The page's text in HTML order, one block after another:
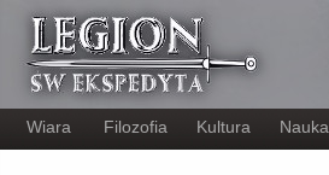
Wiara Filozofia Kultura Nauka